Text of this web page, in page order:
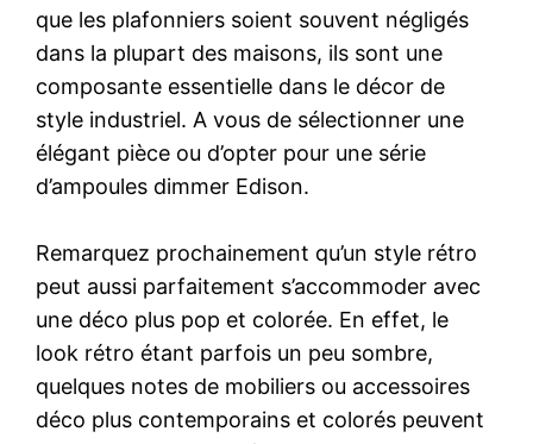
que les plafonniers soient souvent négligés
dans la plupart des maisons, ils sont une
composante essentielle dans le décor de
style industriel. A vous de sélectionner une
élégant pièce ou d’opter pour une série
d’ampoules dimmer Edison.
Remarquez prochainement qu’un style rétro
peut aussi parfaitement s’accommoder avec
une déco plus pop et colorée. En effet, le
look rétro étant parfois un peu sombre,
quelques notes de mobiliers ou accessoires
déco plus contemporains et colorés peuvent